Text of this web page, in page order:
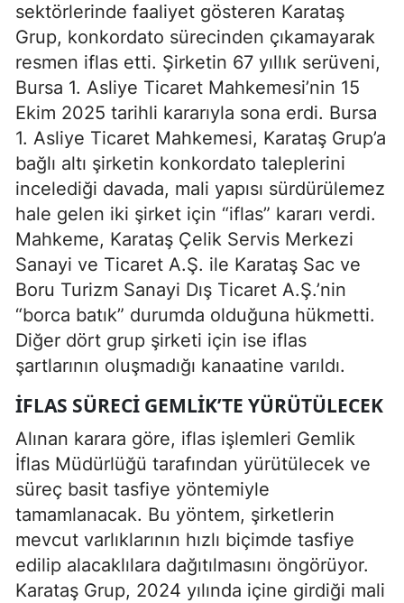
sektörlerinde faaliyet gösteren Karataş
Grup, konkordato sürecinden çıkamayarak
resmen iflas etti. Şirketin 67 yıllık serüveni,
Bursa 1. Asliye Ticaret Mahkemesi’nin 15
Ekim 2025 tarihli kararıyla sona erdi. Bursa
1. Asliye Ticaret Mahkemesi, Karataş Grup’a
bağlı altı şirketin konkordato taleplerini
incelediği davada, mali yapısı sürdürülemez
hale gelen iki şirket için “iflas” kararı verdi.
Mahkeme, Karataş Çelik Servis Merkezi
Sanayi ve Ticaret A.Ş. ile Karataş Sac ve
Boru Turizm Sanayi Dış Ticaret A.Ş.’nin
“borca batık” durumda olduğuna hükmetti.
Diğer dört grup şirketi için ise iflas
şartlarının oluşmadığı kanaatine varıldı.
İFLAS SÜRECI GEMLIK’TE YÜRÜTÜLECEK
Alınan karara göre, iflas işlemleri Gemlik
İflas Müdürlüğü tarafından yürütülecek ve
süreç basit tasfiye yöntemiyle
tamamlanacak. Bu yöntem, şirketlerin
mevcut varlıklarının hızlı biçimde tasfiye
edilip alacaklılara dağıtılmasını öngörüyor.
Karataş Grup, 2024 yılında içine girdiği mali